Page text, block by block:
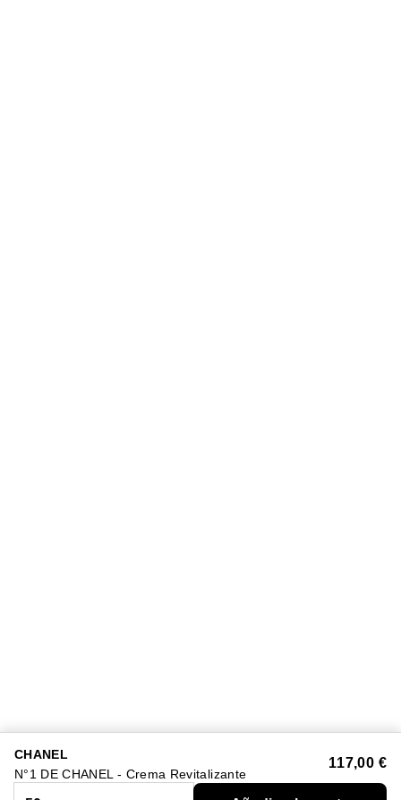
CHANEL
N°1 DE CHANEL - Crema Revitalizante
117,00 €